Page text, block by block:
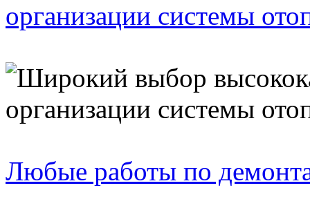
организации системы
Любые работы по